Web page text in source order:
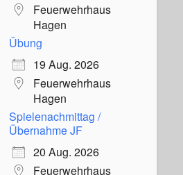
Feuerwehrhaus
Hagen
Übung
19 Aug. 2026
Feuerwehrhaus
Hagen
Spielenachmittag /
Übernahme JF
20 Aug. 2026
Feuerwehrhaus